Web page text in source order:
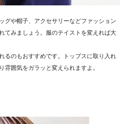
グや帽子、アクセサリーなどファッション
てみましょう。服のテイストを変えれば大
るのもおすすめです。トップスに取り入れ
雰囲気をガラッと変えられますよ。